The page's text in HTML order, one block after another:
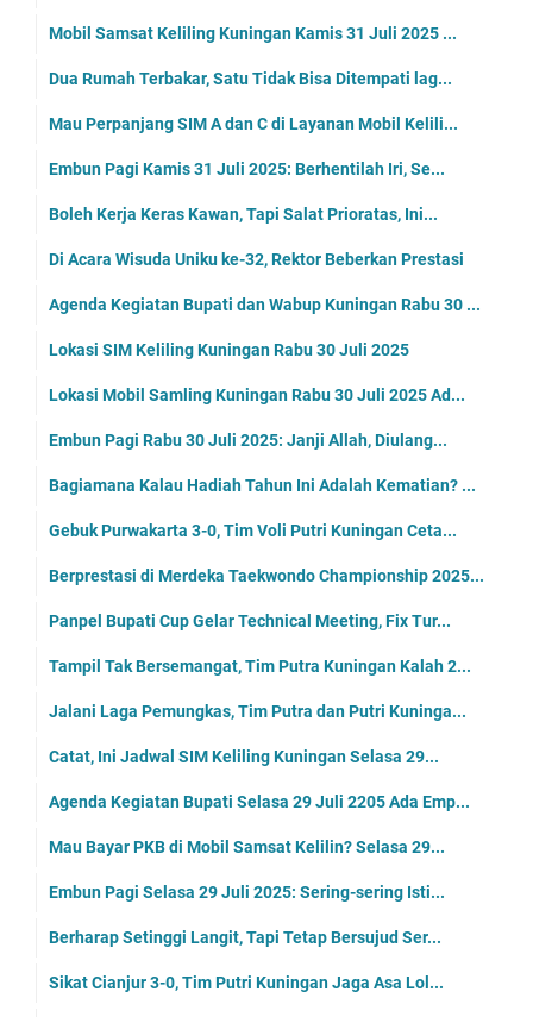
Mobil Samsat Keliling Kuningan Kamis 31 Juli 2025 ...
Dua Rumah Terbakar, Satu Tidak Bisa Ditempati lag...
Mau Perpanjang SIM A dan C di Layanan Mobil Kelili...
Embun Pagi Kamis 31 Juli 2025: Berhentilah Iri, Se...
Boleh Kerja Keras Kawan, Tapi Salat Prioratas, Ini...
Di Acara Wisuda Uniku ke-32, Rektor Beberkan Prestasi
Agenda Kegiatan Bupati dan Wabup Kuningan Rabu 30 ...
Lokasi SIM Keliling Kuningan Rabu 30 Juli 2025
Lokasi Mobil Samling Kuningan Rabu 30 Juli 2025 Ad...
Embun Pagi Rabu 30 Juli 2025: Janji Allah, Diulang...
Bagiamana Kalau Hadiah Tahun Ini Adalah Kematian? ...
Gebuk Purwakarta 3-0, Tim Voli Putri Kuningan Ceta...
Berprestasi di Merdeka Taekwondo Championship 2025...
Panpel Bupati Cup Gelar Technical Meeting, Fix Tur...
Tampil Tak Bersemangat, Tim Putra Kuningan Kalah 2...
Jalani Laga Pemungkas, Tim Putra dan Putri Kuninga...
Catat, Ini Jadwal SIM Keliling Kuningan Selasa 29...
Agenda Kegiatan Bupati Selasa 29 Juli 2205 Ada Emp...
Mau Bayar PKB di Mobil Samsat Kelilin? Selasa 29...
Embun Pagi Selasa 29 Juli 2025: Sering-sering Isti...
Berharap Setinggi Langit, Tapi Tetap Bersujud Ser...
Sikat Cianjur 3-0, Tim Putri Kuningan Jaga Asa Lol...